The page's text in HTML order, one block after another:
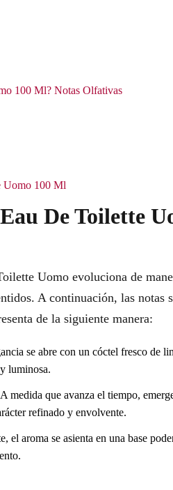
100 Ml? Notas Olfativas
Uomo 100 Ml
De Toilette
Uomo evoluciona de
A continuación, las notas
de la siguiente manera:
se abre con un cóctel fresco de
luminosa.
A medida que avanza el tiempo,
refinado y envolvente.
el aroma se asienta en una base